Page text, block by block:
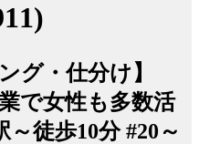
グ・仕分け】
で女性も多数活
徒歩10分 #20～